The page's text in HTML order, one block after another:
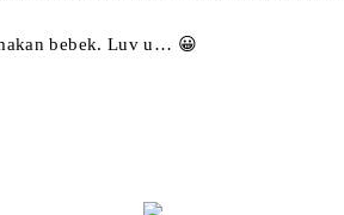
bebek. Luv u… 😀